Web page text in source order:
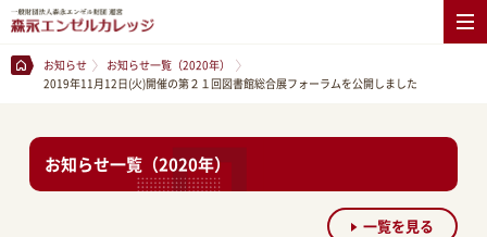
お知らせ
お知らせ一覧（2020年）
2019年11月12日(火)開催の第２１回図書館総合展フォーラムを公開しました
お知らせ一覧（2020年）
一覧を見る